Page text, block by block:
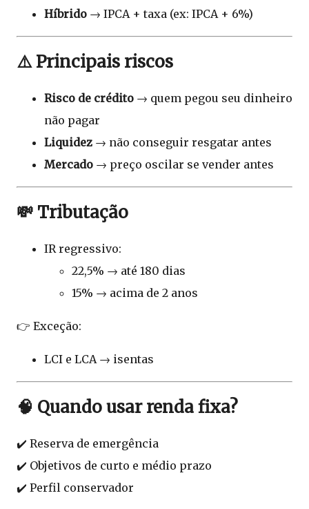
Híbrido → IPCA + taxa (ex: IPCA + 6%)
⚠️ Principais riscos
Risco de crédito → quem pegou seu dinheiro
não pagar
Liquidez → não conseguir resgatar antes
Mercado → preço oscilar se vender antes
💸 Tributação
IR regressivo:
22,5% → até 180 dias
15% → acima de 2 anos
👉 Exceção:
LCI e LCA → isentas
🧠 Quando usar renda fixa?
✔️ Reserva de emergência
✔️ Objetivos de curto e médio prazo
✔️ Perfil conservador